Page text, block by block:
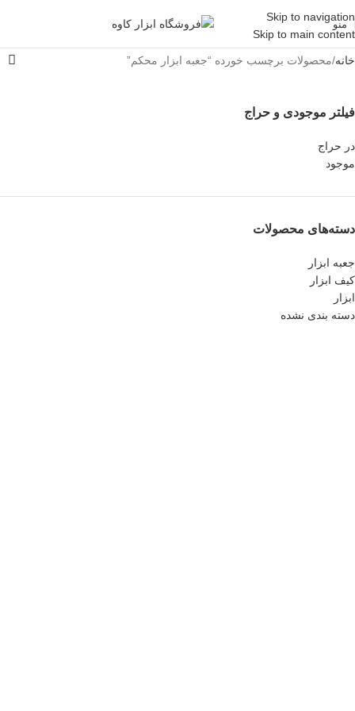
Skip to navigation
Skip to main content
منو
فیلتر موجودی و حراج
در حراج
موجود
دسته‌های محصولات
جعبه ابزار
کیف ابزار
ابزار
دسته بندی نشده
خانه محصولات برچسب خورده “جعبه ابزار محکم”